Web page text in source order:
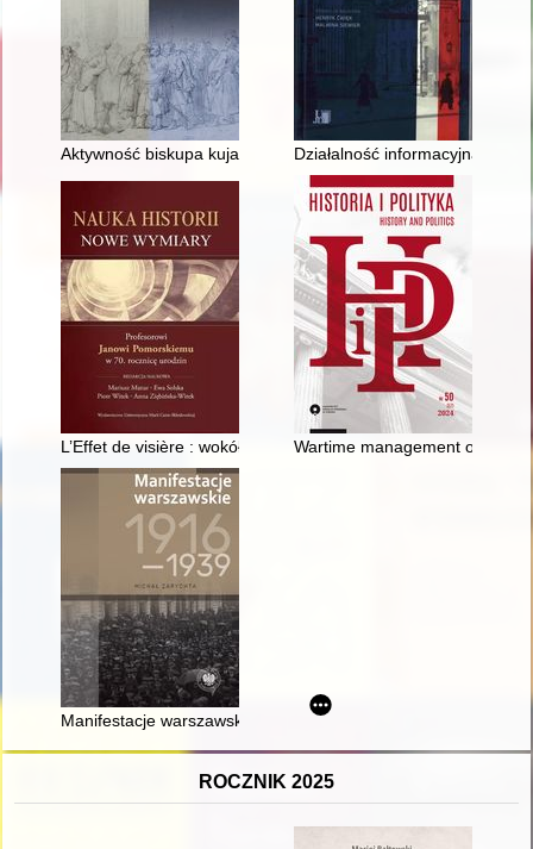
Aktywność biskupa kujawskiego Andrzeja Zebrzydowskiego
Działalność informacyjna
L’Effet de visière : wokół egzorcyzmu historiograficznego, po
Wartime management of the
Manifestacje warszawskie 1916-1939
ROCZNIK 2025